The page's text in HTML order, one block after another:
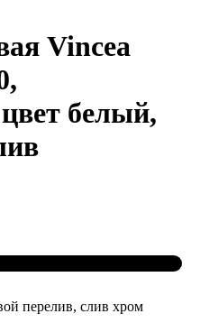
Vincea
белый,
перелив, слив хром